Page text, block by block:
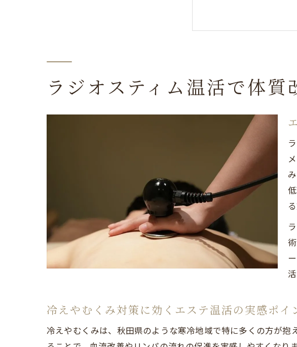
温活エステの
エステ選びで
秋田県女性の
エステ施術
体質に合わせ
エステ経験者
秋田県の生
キャビテーション
エステで比較
ラジオステ
キャビテー
エステで体感
ラジオ波とキ
無理なく続ける
ラジオスティ
無理なく続け
ラジオスティム温活で体
冷えやむくみ対策に効くエステ温活の実感ポイ
冷えやむくみは、秋田県のような寒冷地域で特に多くの方が